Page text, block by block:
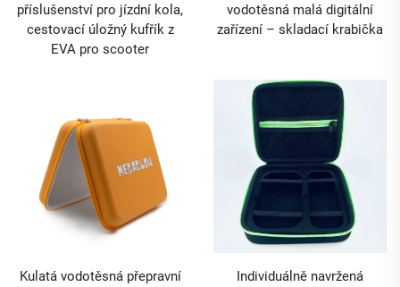
příslušenství pro jízdní kola,
cestovací úložný kufřík z
EVA pro scooter
vodotěsná malá digitální
zařízení – skladací krabička
Kulatá vodotěsná přepravní
Individuálně navržená